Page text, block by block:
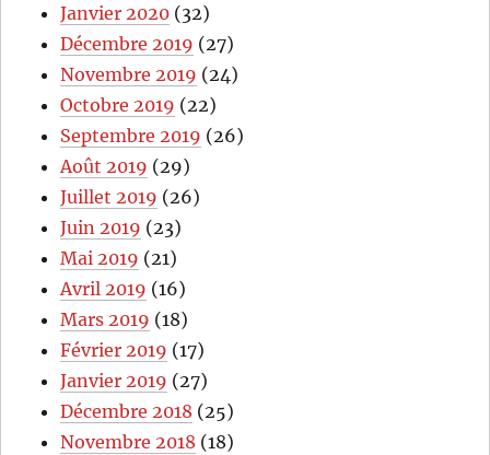
Janvier 2020 (32)
Décembre 2019 (27)
Novembre 2019 (24)
Octobre 2019 (22)
Septembre 2019 (26)
Août 2019 (29)
Juillet 2019 (26)
Juin 2019 (23)
Mai 2019 (21)
Avril 2019 (16)
Mars 2019 (18)
Février 2019 (17)
Janvier 2019 (27)
Décembre 2018 (25)
Novembre 2018 (18)